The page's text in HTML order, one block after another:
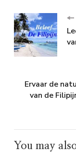
Ervaar de
van de
You may